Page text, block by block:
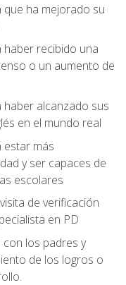
que ha mejorado su
haber recibido una
o un aumento de
alcanzado sus
en el mundo real
estar más
y ser capaces de
escolares
de verificación
en PD
los padres y
de los logros o